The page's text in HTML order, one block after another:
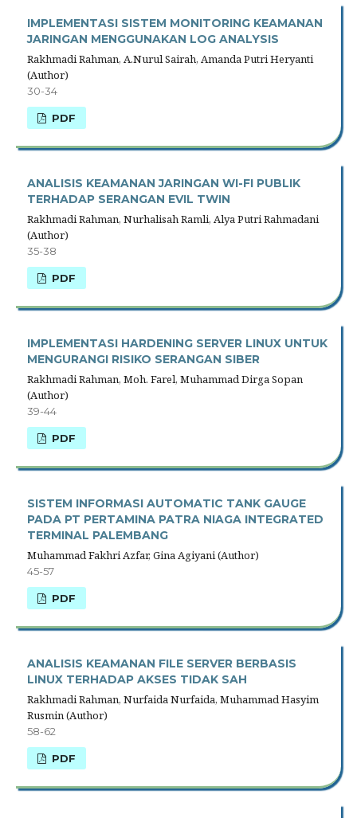
IMPLEMENTASI SISTEM MONITORING KEAMANAN
JARINGAN MENGGUNAKAN LOG ANALYSIS
Rakhmadi Rahman, A.Nurul Sairah, Amanda Putri Heryanti
(Author)
30-34
PDF
ANALISIS KEAMANAN JARINGAN WI-FI PUBLIK
TERHADAP SERANGAN EVIL TWIN
Rakhmadi Rahman, Nurhalisah Ramli, Alya Putri Rahmadani
(Author)
35-38
PDF
IMPLEMENTASI HARDENING SERVER LINUX UNTUK
MENGURANGI RISIKO SERANGAN SIBER
Rakhmadi Rahman, Moh. Farel, Muhammad Dirga Sopan
(Author)
39-44
PDF
SISTEM INFORMASI AUTOMATIC TANK GAUGE
PADA PT PERTAMINA PATRA NIAGA INTEGRATED
TERMINAL PALEMBANG
Muhammad Fakhri Azfar, Gina Agiyani (Author)
45-57
PDF
ANALISIS KEAMANAN FILE SERVER BERBASIS
LINUX TERHADAP AKSES TIDAK SAH
Rakhmadi Rahman, Nurfaida Nurfaida, Muhammad Hasyim
Rusmin (Author)
58-62
PDF